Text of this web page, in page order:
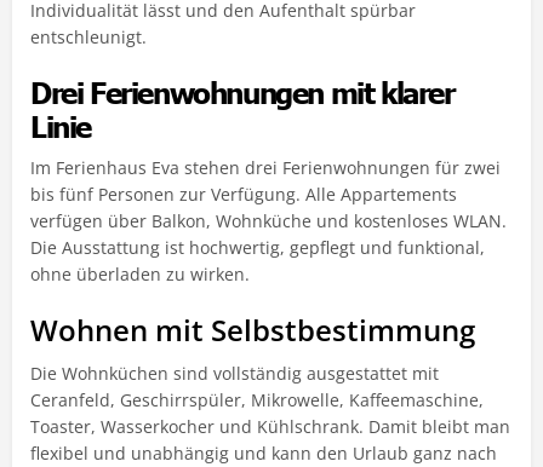
Individualität lässt und den Aufenthalt spürbar
entschleunigt.
Drei Ferienwohnungen mit klarer
Linie
Im Ferienhaus Eva stehen drei Ferienwohnungen für zwei
bis fünf Personen zur Verfügung. Alle Appartements
verfügen über Balkon, Wohnküche und kostenloses WLAN.
Die Ausstattung ist hochwertig, gepflegt und funktional,
ohne überladen zu wirken.
Wohnen mit Selbstbestimmung
Die Wohnküchen sind vollständig ausgestattet mit
Ceranfeld, Geschirrspüler, Mikrowelle, Kaffeemaschine,
Toaster, Wasserkocher und Kühlschrank. Damit bleibt man
flexibel und unabhängig und kann den Urlaub ganz nach